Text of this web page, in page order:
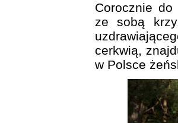
Corocznie
ze sobą
cerkwią,
w Polsce